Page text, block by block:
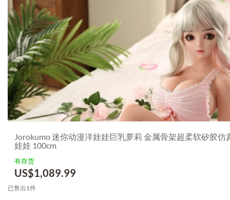
Jorokumo 迷你动漫洋娃娃巨乳萝莉 金属骨架超柔软矽胶仿
娃娃 100cm
有存货
US$1,089.99
已售出1件